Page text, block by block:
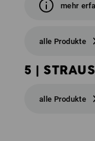
mehr
alle Produkte
5 |
alle Produkte